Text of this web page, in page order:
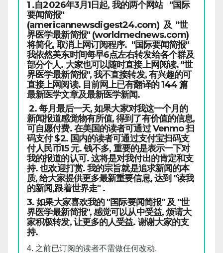
1 .自2026年3月1日起, 我的两个网站 "国际
要闻简报"
(americannewsdigest24.com) 及 "世
界医学最新简报" (worldmednews.com)
将简化, 取消上网订阅程序. "国际要闻简报"
我依然美东时间每早6点左右转发给各个群及
部分个人. 大家也可以随时直接上网阅读. "世
界医学最新简报", 我不直接转发, 有兴趣的可
直接上网阅读. 目前网上已有翻译的 144 篇
最新医学文章及最新医学新闻.
2. 每月最后一天, 如果大家对我这一个月的
新闻报道感觉物有所值, 得到了有价值的信息,
可自愿付费. 在美国的读者可通过 Venmo 扫
码支付 $2. 国内的读者可通过支付宝扫码支
付人民币15 元. 钱不多, 重要的是表示一下对
我的报道的认可. 这将是对我付出的肯定和支
持. 也欢迎打赏. 我的宗旨就是追求新闻的本
质, 给大家提供更多最新重要信息, 达到 "读我
的新闻,跟着世界走" .
3. 如果大家喜欢我的 "国际要闻简报" 及 "世
界医学最新简报", 感觉可以从中受益, 烦请大
家积极转发, 让更多的人受益. 谢谢大家的支
持.
4. 之前已订阅的读者不需做任何改动.